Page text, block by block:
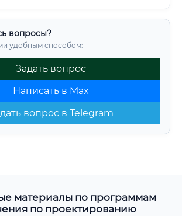
вопросы?
удобным способом:
Задать вопрос
Написать в Max
вопрос в Telegram
материалы по программам
по проектированию